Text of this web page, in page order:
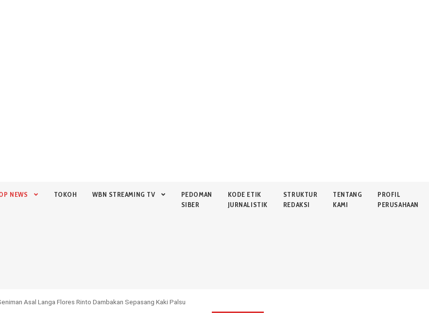
NEWS TOKOH WBN STREAMING TV
PEDOMAN
SIBER
KODE ETIK
JURNALISTIK
STRUKTUR
REDAKSI
TENTANG
KAMI
PROFIL
PERUSAHAAN
Asal Langa Flores Rinto Dambakan Sepasang Kaki Palsu